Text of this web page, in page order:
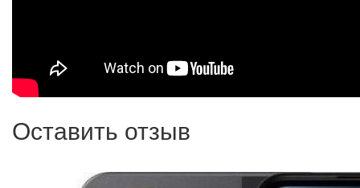
Оставить отзыв